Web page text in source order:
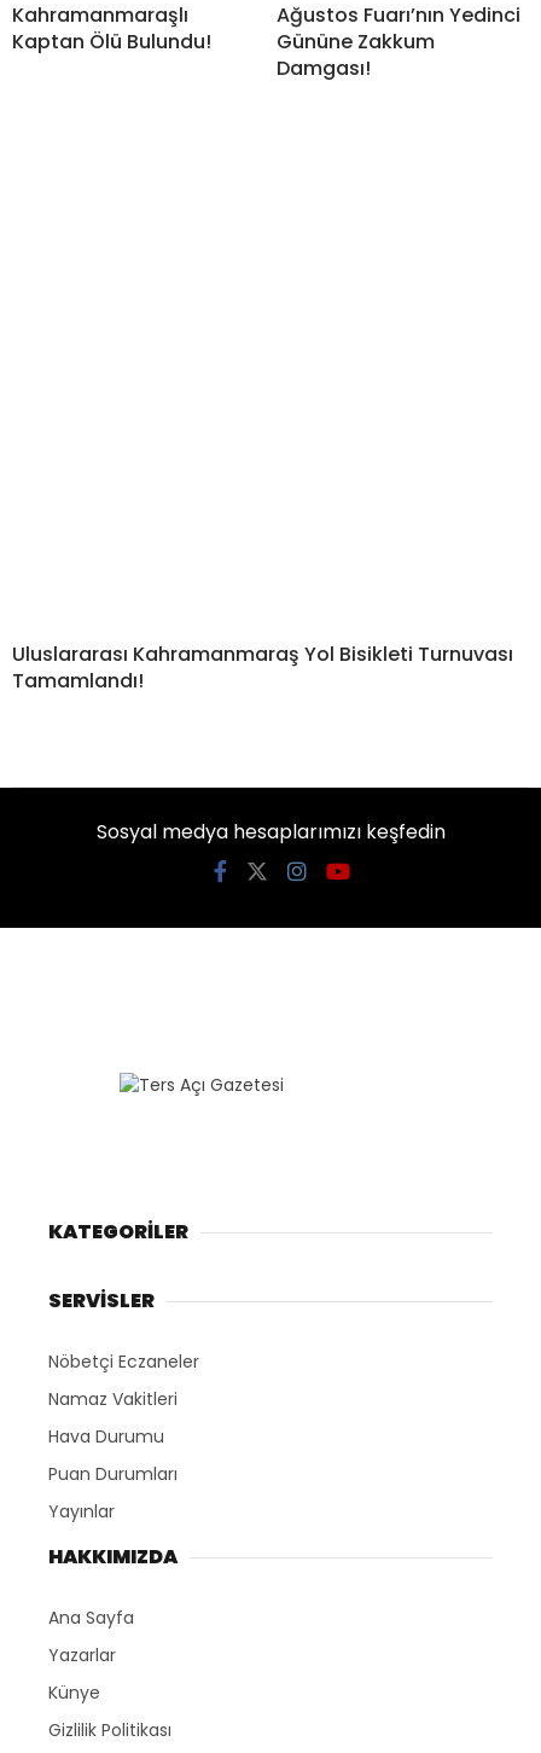
Kahramanmaraşlı
Kaptan Ölü Bulundu!
Ağustos Fuarı’nın Yedinci
Gününe Zakkum
Damgası!
Uluslararası Kahramanmaraş Yol Bisikleti Turnuvası
Tamamlandı!
Sosyal medya hesaplarımızı keşfedin
KATEGORİLER
SERVİSLER
Nöbetçi Eczaneler
Namaz Vakitleri
Hava Durumu
Puan Durumları
Yayınlar
HAKKIMIZDA
Ana Sayfa
Yazarlar
Künye
Gizlilik Politikası